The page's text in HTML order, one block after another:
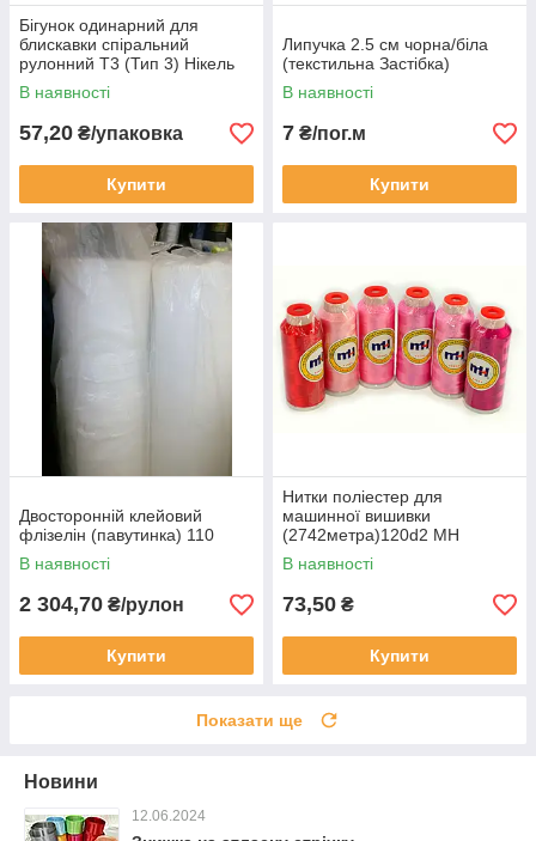
Бігунок одинарний для
блискавки спіральний
рулонний Т3 (Тип 3) Нікель
В наявності
57,20 ₴/упаковка
Купити
Липучка 2.5 см чорна/біла
(текстильна Застібка)
В наявності
7 ₴/пог.м
Купити
Двосторонній клейовий
флізелін (павутинка) 110
В наявності
2 304,70 ₴/рулон
Купити
Нитки поліестер для
машинної вишивки
(2742метра)120d2 MH
industry
В наявності
73,50 ₴
Купити
Показати ще
Новини
12.06.2024